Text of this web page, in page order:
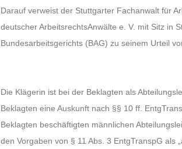
Darauf verweist der Stuttgarter Fachanwalt für
deutscher ArbeitsrechtsAnwälte e. V. mit Sitz in
Bundesarbeitsgerichts (BAG) zu seinem Urteil
Die Klägerin ist bei der Beklagten als
Beklagten eine Auskunft nach §§ 10 ff.
Beklagten beschäftigten männlichen
den Vorgaben von § 11 Abs. 3 EntgTranspG als